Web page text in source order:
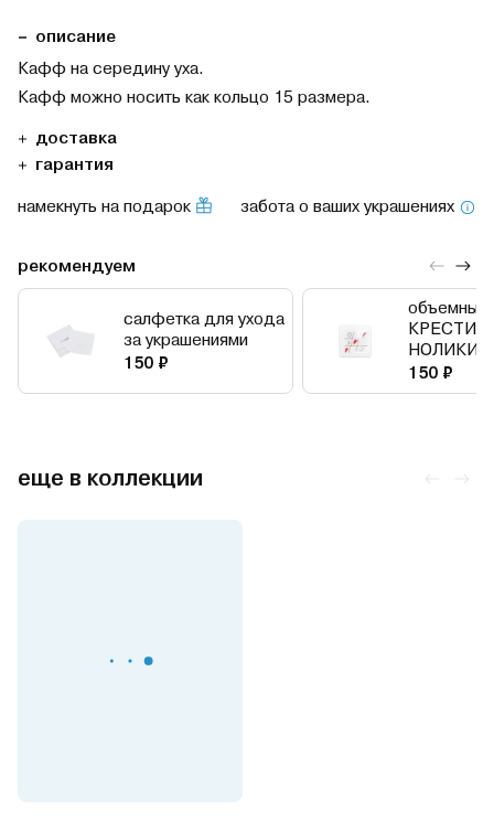
описание
Кафф на середину уха.
Кафф можно носить как кольцо 15 размера.
доставка
гарантия
намекнуть на подарок
забота о ваших украшениях
рекомендуем
салфетка для ухода
за украшениями
150 ₽
объемный
НОЛИКИ
150 ₽
еще в коллекции